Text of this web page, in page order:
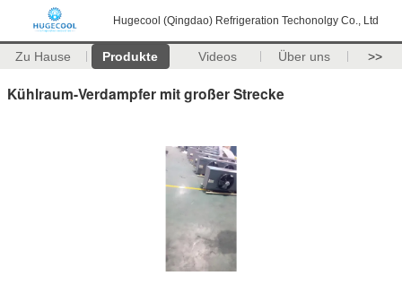
Hugecool (Qingdao) Refrigeration Techonolgy Co., Ltd
Zu Hause Produkte Videos Über uns >>
Kühlraum-Verdampfer mit großer Strecke